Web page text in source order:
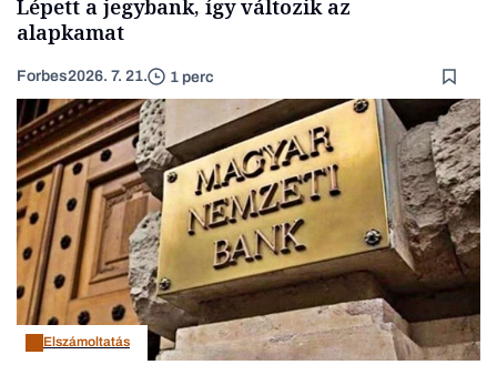
Lépett a jegybank, így változik az
alapkamat
Forbes2026. 7. 21. 1 perc
Elszámoltatás